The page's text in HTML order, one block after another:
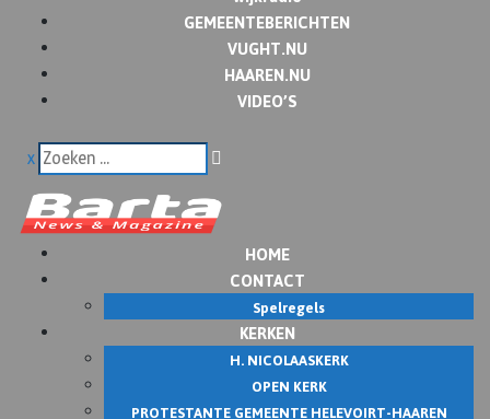
GEMEENTEBERICHTEN
VUGHT.NU
HAAREN.NU
VIDEO’S
x
HOME
CONTACT
Spelregels
KERKEN
H. NICOLAASKERK
OPEN KERK
PROTESTANTE GEMEENTE HELEVOIRT-HAAREN